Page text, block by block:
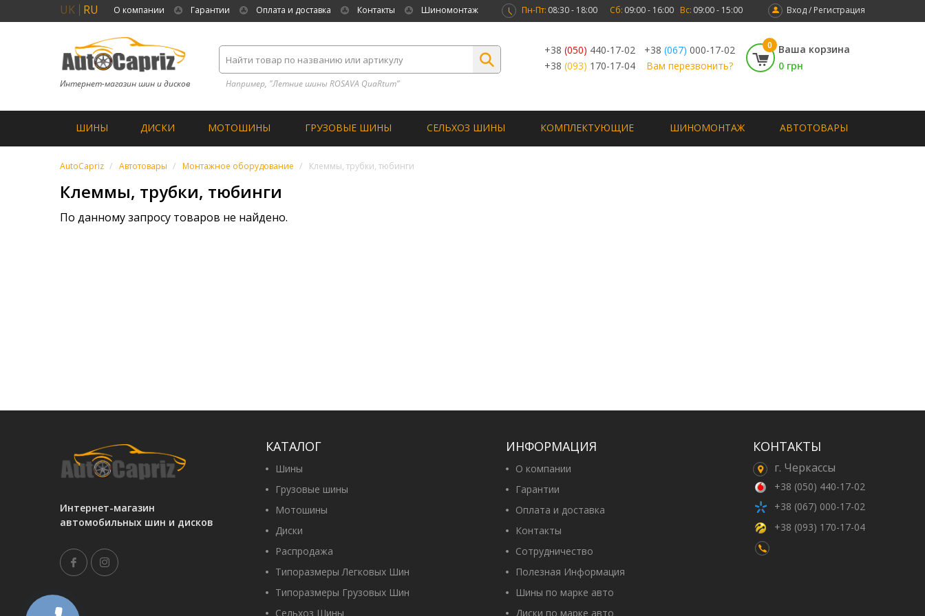
UK RU О компании Гарантии Оплата и доставка Контакты Шиномонтаж Вход / Регистрация
Пн-Пт: 08:30 - 18:00 Сб: 09:00 - 16:00 Вс: 09:00 - 15:00
Интернет-магазин шин и дисков Например, "Летние шины ROSAVA QuaRtum”
+38 (050) 440-17-02 +38 (067) 000-17-02
+38 (093) 170-17-04 Вам перезвонить?
0
Ваша корзина
0 грн
ШИНЫ ДИСКИ МОТОШИНЫ ГРУЗОВЫЕ ШИНЫ СЕЛЬХОЗ ШИНЫ КОМПЛЕКТУЮЩИЕ ШИНОМОНТАЖ АВТОТОВАРЫ
AutoCapriz Автотовары Монтажное оборудование Клеммы, трубки, тюбинги
Клеммы, трубки, тюбинги
По данному запросу товаров не найдено.
Интернет-магазин
автомобильных шин и дисков
КАТАЛОГ
Шины
Грузовые шины
Мотошины
Диски
Распродажа
Типоразмеры Легковых Шин
Типоразмеры Грузовых Шин
Сельхоз Шины
ИНФОРМАЦИЯ
О компании
Гарантии
Оплата и доставка
Контакты
Сотрудничество
Полезная Информация
Шины по марке авто
Диски по марке авто
КОНТАКТЫ
г. Черкассы
+38 (050) 440-17-02
+38 (067) 000-17-02
+38 (093) 170-17-04